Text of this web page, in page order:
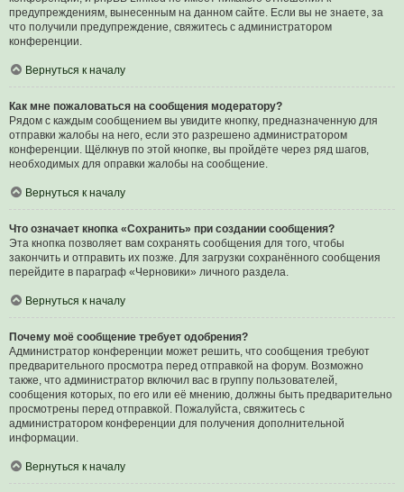
предупреждениям, вынесенным на данном сайте. Если вы не знаете, за
что получили предупреждение, свяжитесь с администратором
конференции.
Вернуться к началу
Как мне пожаловаться на сообщения модератору?
Рядом с каждым сообщением вы увидите кнопку, предназначенную для
отправки жалобы на него, если это разрешено администратором
конференции. Щёлкнув по этой кнопке, вы пройдёте через ряд шагов,
необходимых для оправки жалобы на сообщение.
Вернуться к началу
Что означает кнопка «Сохранить» при создании сообщения?
Эта кнопка позволяет вам сохранять сообщения для того, чтобы
закончить и отправить их позже. Для загрузки сохранённого сообщения
перейдите в параграф «Черновики» личного раздела.
Вернуться к началу
Почему моё сообщение требует одобрения?
Администратор конференции может решить, что сообщения требуют
предварительного просмотра перед отправкой на форум. Возможно
также, что администратор включил вас в группу пользователей,
сообщения которых, по его или её мнению, должны быть предварительно
просмотрены перед отправкой. Пожалуйста, свяжитесь с
администратором конференции для получения дополнительной
информации.
Вернуться к началу